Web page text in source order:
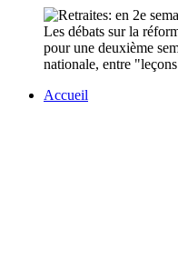
Les débats sur la
pour une deuxième
nationale, entre
Accueil